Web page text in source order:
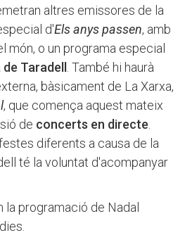
altres emissores de la
d'Els anys passen, amb
món, o un programa especial
Taradell
. També hi haurà
bàsicament de La Xarxa,
, que comença aquest mateix
de concerts en directe
diferents a causa de la
té la voluntat d'acompanyar
programació de Nadal